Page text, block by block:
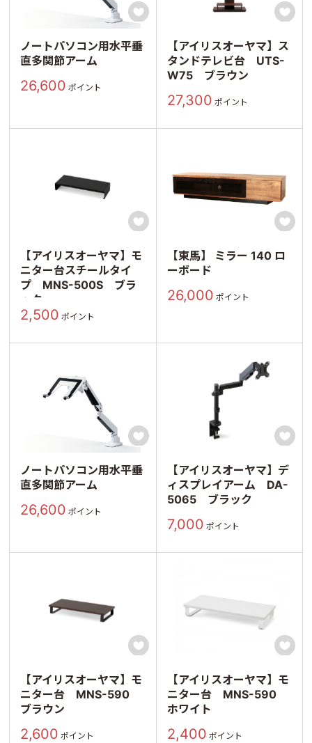

ノートパソコン用水平垂
直多関節アーム
26,600 ポイント

【アイリスオーヤマ】ス
タンドテレビ台 UTS-
W75 ブラウン
27,300 ポイント

【アイリスオーヤマ】モ
ニター台スチールタイ
プ MNS-500S ブラ
ック
2,500 ポイント

【東馬】 ミラー 140 ロ
ーボード
26,000 ポイント

ノートパソコン用水平垂
直多関節アーム
26,600 ポイント

【アイリスオーヤマ】デ
ィスプレイアーム DA-
5065 ブラック
7,000 ポイント

【アイリスオーヤマ】モ
ニター台 MNS-590
ブラウン
2,600 ポイント

【アイリスオーヤマ】モ
ニター台 MNS-590
ホワイト
2,400 ポイント